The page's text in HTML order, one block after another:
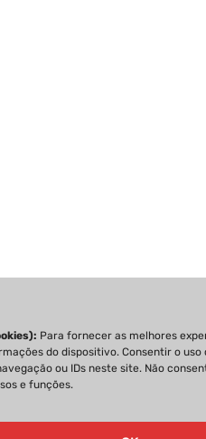
Para fornecer as melhores
do dispositivo. Consentir o
ou IDs neste site. Não
e funções.